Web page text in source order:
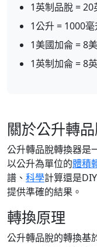
1英制品脫 =
1公升 = 1000
1美國加侖 = 8
1英制加侖 = 8
關於公升轉
公升轉品脫轉換器是
以公升為單位的體積
譜、 科學計算還是
提供準確的結果。
轉換原理
公升轉品脫的轉換基